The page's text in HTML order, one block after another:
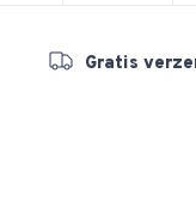
Gratis